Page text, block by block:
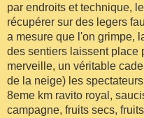
par endroits et technique,
récupérer sur des legers
a mesure que l'on grimpe,
des sentiers laissent place
merveille, un véritable
de la neige) les
8eme km ravito royal,
campagne, fruits secs,